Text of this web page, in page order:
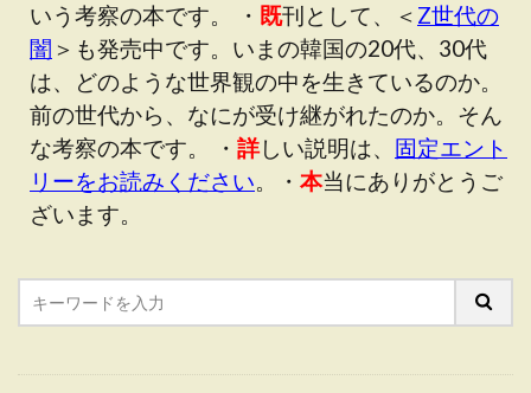
いう考察の本です。 ・ 既刊として、＜ Z世代の
闇 ＞も発売中です。いまの韓国の20代、30代
は、どのような世界観の中を生きているのか。
前の世代から、なにが受け継がれたのか。そん
な考察の本です。 ・ 詳しい説明は、 固定エント
リーをお読みください。・ 本当にありがとうご
ざいます。